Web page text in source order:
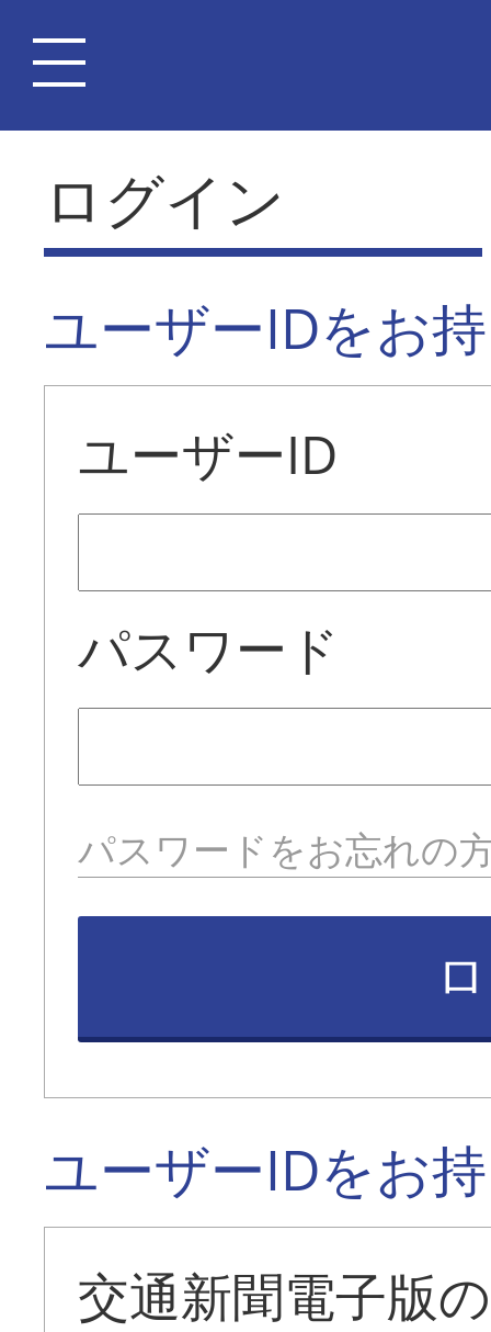
ログイン
ユーザーIDをお
ユーザーID
パスワード
パスワードをお忘れの
ユーザーIDをお
交通新聞電子版